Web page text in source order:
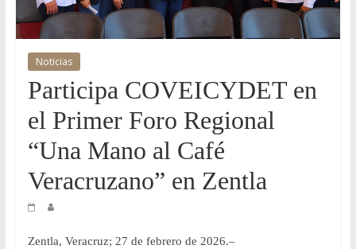
y
Desarrollo
Tecnológico
COVEICYDET
Noticias
Participa COVEICYDET en
el Primer Foro Regional
“Una Mano al Café
Veracruzano” en Zentla
Zentla, Veracruz; 27 de febrero de 2026.–